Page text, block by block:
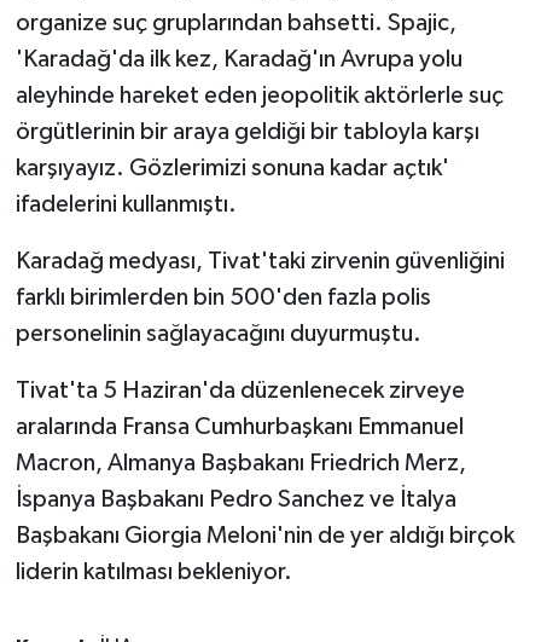
organize suç gruplarından bahsetti. Spajic,
'Karadağ'da ilk kez, Karadağ'ın Avrupa yolu
aleyhinde hareket eden jeopolitik aktörlerle suç
örgütlerinin bir araya geldiği bir tabloyla karşı
karşıyayız. Gözlerimizi sonuna kadar açtık'
ifadelerini kullanmıştı.
Karadağ medyası, Tivat'taki zirvenin güvenliğini
farklı birimlerden bin 500'den fazla polis
personelinin sağlayacağını duyurmuştu.
Tivat'ta 5 Haziran'da düzenlenecek zirveye
aralarında Fransa Cumhurbaşkanı Emmanuel
Macron, Almanya Başbakanı Friedrich Merz,
İspanya Başbakanı Pedro Sanchez ve İtalya
Başbakanı Giorgia Meloni'nin de yer aldığı birçok
liderin katılması bekleniyor.